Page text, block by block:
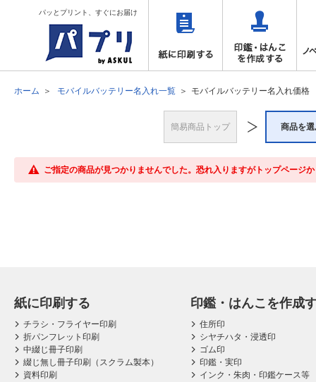
パッとプリント、すぐにお届け
ホーム モバイルバッテリー名入れ一覧 モバイルバッテリー名入れ価格
簡易商品トップ 商品を
ご指定の商品が見つかりませんでした。恐れ入りますがトップページ
紙に印刷する
チラシ・フライヤー印刷
折パンフレット印刷
中綴じ冊子印刷
綴じ無し冊子印刷（スクラム製本）
資料印刷
印鑑・はんこを作成
住所印
シヤチハタ・浸透印
ゴム印
印鑑・実印
インク・朱肉・印鑑ケース等